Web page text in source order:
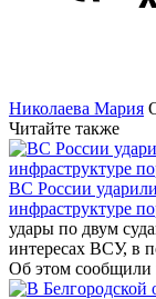
Николаева Мария
Читайте также
ВС России
инфраструктуре
удары по двум
интересах ВСУ, в
Об этом